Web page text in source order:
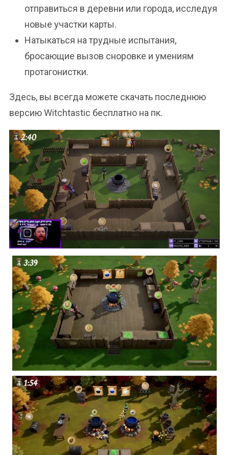
отправиться в деревни или города, исследуя
новые участки карты.
Натыкаться на трудные испытания,
бросающие вызов сноровке и умениям
протагонистки.
Здесь, вы всегда можете скачать последнюю
версию Witchtastic бесплатно на пк.